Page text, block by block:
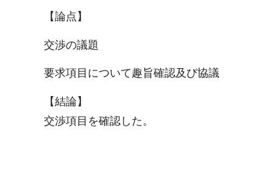
【論点】
交渉の議題
要求項目について趣旨確認及び協議
【結論】
交渉項目を確認した。